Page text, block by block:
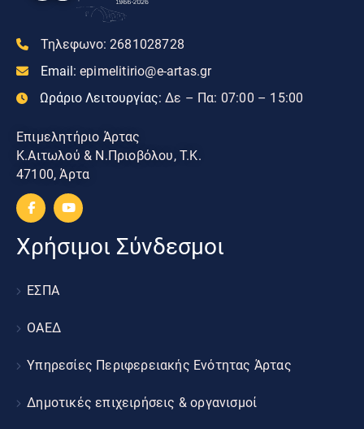
Τηλεφωνο: 2681028728
Email: epimelitirio@e-artas.gr
Ωράριο Λειτουργίας: Δε – Πα: 07:00 – 15:00
Επιμελητήριο Άρτας
Κ.Αιτωλού & Ν.Πριοβόλου, Τ.Κ.
47100, Άρτα
Χρήσιμοι Σύνδεσμοι
ΕΣΠΑ
ΟΑΕΔ
Υπηρεσίες Περιφερειακής Ενότητας Άρτας
Δημοτικές επιχειρήσεις & οργανισμοί